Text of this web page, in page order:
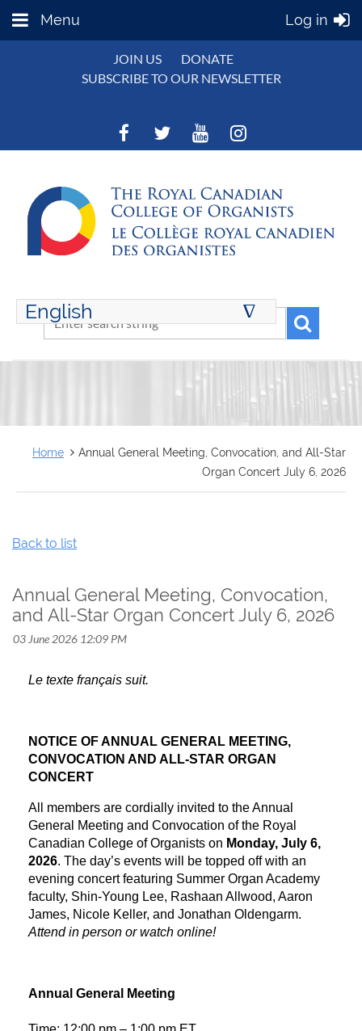
Menu Log in
JOIN US
DONATE
SUBSCRIBE TO OUR NEWSLETTER
English ∆
ENGLISH
Home
Annual General Meeting, Convocation, and All-Star
Organ Concert July 6, 2026
Back to list
Annual General Meeting, Convocation,
and All-Star Organ Concert July 6, 2026
Le texte français suit.
NOTICE OF ANNUAL GENERAL MEETING,
CONVOCATION AND ALL-STAR ORGAN
CONCERT
All members are cordially invited to the Annual
General Meeting and Convocation of the Royal
Canadian College of Organists on Monday, July 6,
2026. The day’s events will be topped off with an
evening concert featuring Summer Organ Academy
faculty, Shin-Young Lee, Rashaan Allwood, Aaron
James, Nicole Keller, and Jonathan Oldengarm.
Attend in person or watch online!
Annual General Meeting